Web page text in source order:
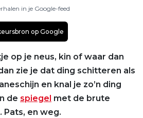
in je Google-feed
op Google
op je neus, kin of waar dan
zie je dat ding schitteren als
en knal je zo’n ding
de spiegel met de brute
Pats, en weg.